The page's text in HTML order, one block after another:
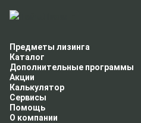
Предметы лизинга
Каталог
Дополнительные программы
Акции
Калькулятор
Сервисы
Помощь
О компании